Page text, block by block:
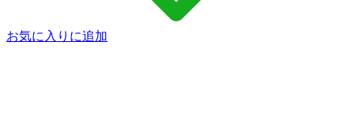
お気に入りに追加